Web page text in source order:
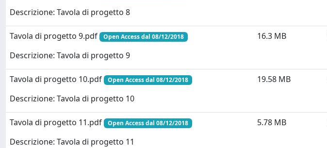
Descrizione: Tavola di progetto 8
Tavola di progetto 9.pdf Open Access dal 08/12/2018
Descrizione: Tavola di progetto 9
16.3 MB
Tavola di progetto 10.pdf Open Access dal 08/12/2018
Descrizione: Tavola di progetto 10
19.58 MB
Tavola di progetto 11.pdf Open Access dal 08/12/2018
Descrizione: Tavola di progetto 11
5.78 MB